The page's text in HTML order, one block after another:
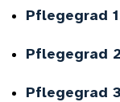
Pflegegrad
Pflegegrad
Pflegegrad